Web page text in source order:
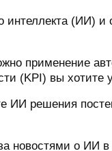
(ИИ) и
применение
(KPI) вы
решения
новостями о ИИ